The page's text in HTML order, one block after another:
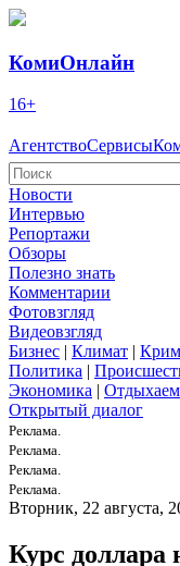
КомиОнлайн
16+
АгентствоСервисы
Новости
Интервью
Репортажи
Обзоры
Полезно знать
Комментарии
Фотовзгляд
Видеовзгляд
Бизнес | Климат |
Политика |
Экономика |
Открытый диалог
Реклама.
Реклама.
Реклама.
Реклама.
Вторник, 22 августа,
Курс доллара